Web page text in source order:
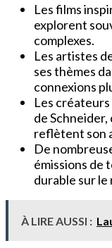
Les films
explorent
complexes.
Les artistes
ses thèmes
connexions
Les
de
reflètent son
De
émissions de
durable sur le
À LIRE AUSSI :